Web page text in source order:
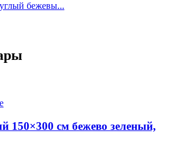
бежевы...
150×300 см бежево зеленый,